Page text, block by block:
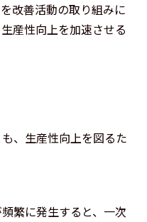
改善活動の取り組みに
産性向上を加速させる
、生産性向上を図るた
繁に発生すると、一次